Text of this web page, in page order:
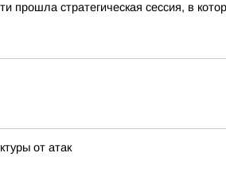
прошла стратегическая сессия, в
от атак